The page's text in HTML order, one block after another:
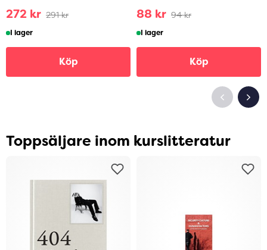
272 kr 291 kr
I lager
Köp
88 kr 94 kr
I lager
Köp
Toppsäljare inom kurslitteratur